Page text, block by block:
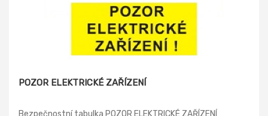
POZOR ELEKTRICKÉ ZAŘÍZENÍ